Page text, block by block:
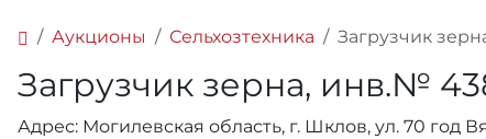
Аукционы Сельхозтехника Загрузчик
Загрузчик зерна, инв.№
Адрес: Могилевская область, г. Шклов, ул. 70 год